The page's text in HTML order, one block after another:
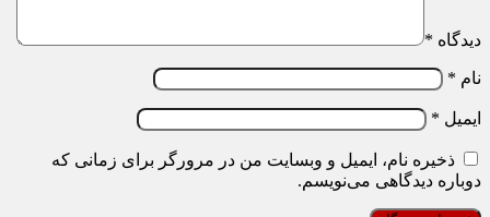
دیدگاه *
نام *
ایمیل *
ذخیره نام، ایمیل و وبسایت من در مرورگر برای زمانی که
دوباره دیدگاهی می‌نویسم.